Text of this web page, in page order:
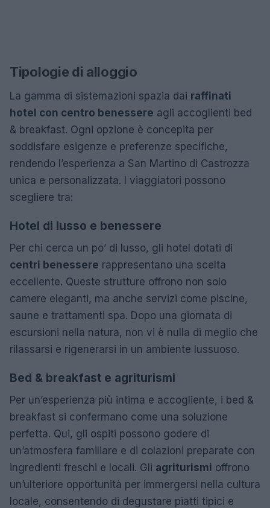
Tipologie di alloggio
La gamma di sistemazioni spazia dai raffinati
hotel con centro benessere agli accoglienti bed
& breakfast. Ogni opzione è concepita per
soddisfare esigenze e preferenze specifiche,
rendendo l’esperienza a San Martino di Castrozza
unica e personalizzata. I viaggiatori possono
scegliere tra:
Hotel di lusso e benessere
Per chi cerca un po’ di lusso, gli hotel dotati di
centri benessere rappresentano una scelta
eccellente. Queste strutture offrono non solo
camere eleganti, ma anche servizi come piscine,
saune e trattamenti spa. Dopo una giornata di
escursioni nella natura, non vi è nulla di meglio che
rilassarsi e rigenerarsi in un ambiente lussuoso.
Bed & breakfast e agriturismi
Per un’esperienza più intima e accogliente, i bed &
breakfast si confermano come una soluzione
perfetta. Qui, gli ospiti possono godere di
un’atmosfera familiare e di colazioni preparate con
ingredienti freschi e locali. Gli agriturismi offrono
un’ulteriore opportunità per immergersi nella cultura
locale, consentendo di degustare piatti tipici e